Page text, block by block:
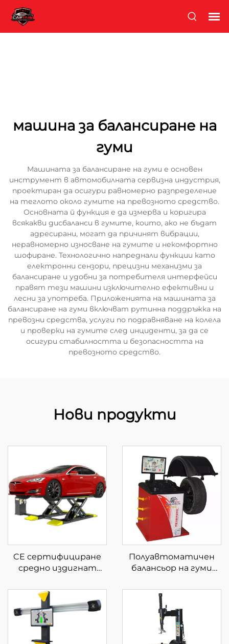
машина за балансиране на
гуми
Машината за балансиране на гуми е основен
инструмент в автомобилната сервизна индустрия,
проектиран да осигури равномерно разпределение
на теглото около гумите на превозното средство.
Основната й функция е да измерва и коригира
всякакви дисбаланси в гумите, които, ако не бъдат
адресирани, могат да причинят вибрации,
неравномерно износване на гумите и некомфортно
шофиране. Технологично напреднали функции като
електронни сензори, прецизни механизми за
балансиране и удобни за потребителя интерфейси
правят тези машини изключително ефективни и
лесни за употреба. Приложенията на машината за
балансиране на гуми включват рутинна поддръжка на
превозни средства, услуги по подравняване на колела
и проверки на гумите след инциденти, за да се
осигури стабилността и безопасността на
превозното средство.
Нови продукти
CE сертифициране
средно издигнат
кола ножичен
подемник за кола
Полуавтоматичен
балансьор на гуми
CE сертификат